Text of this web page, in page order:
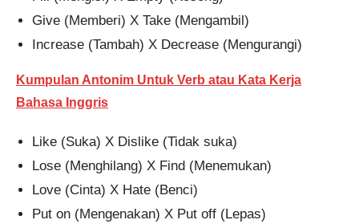
Give (Memberi) X Take (Mengambil)
Increase (Tambah) X Decrease (Mengurangi)
Kumpulan Antonim Untuk Verb atau Kata Kerja
Bahasa Inggris
Like (Suka) X Dislike (Tidak suka)
Lose (Menghilang) X Find (Menemukan)
Love (Cinta) X Hate (Benci)
Put on (Mengenakan) X Put off (Lepas)